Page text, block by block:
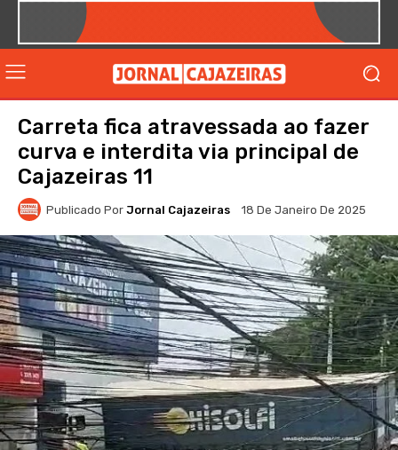
Carreta fica atravessada ao fazer
curva e interdita via principal de
Cajazeiras 11
Publicado Por Jornal Cajazeiras 18 De Janeiro De 2025